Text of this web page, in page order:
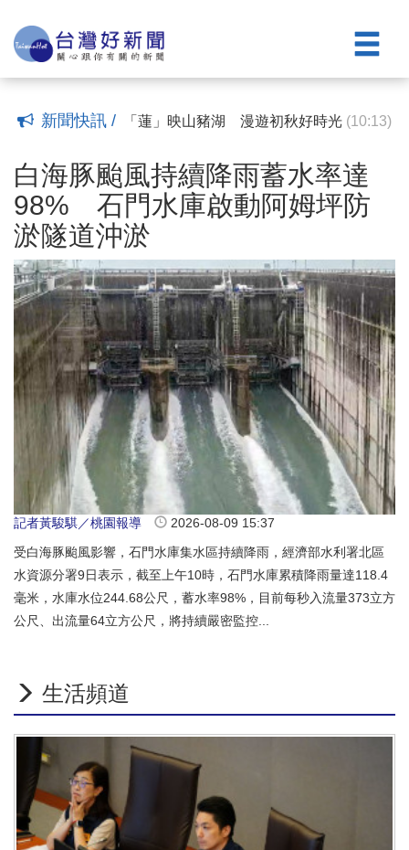
新聞快訊 /
(18:36)
食藥署公布雲縣羊隻檢驗結果 縣府持續
追查戴奧辛污染源
暑假親子遊嘉義水上 太空、糖果、咖啡
到採果一次玩(17:33)
王功漁火節開跑！父親節千人烤蚵 晚間8
大雨、沿海離島風強浪大留意巨浪 (10:59)
「蓮」映山豬湖 漫遊初秋好時光 (10:13)
加速災後復原(12:13)
中颱白海豚掠過北部海面！螺旋雨帶籠罩
北台灣 今晚降雨擴至南部山區
(11:03)
《快樂與歡喜》——從外在滿足到內在的
富足(10:40)
東博夜間光雕點亮舊火車站 「夢的路
線」帶你重返台東記憶
油價連2凍！ 下週汽、柴油價格不調整
(18:36)
食藥署公布雲縣羊隻檢驗結果 縣府持續
追查戴奧辛污染源(17:43)
暑假親子遊嘉義水上 太空、糖果、咖啡
到採果一次玩(17:33)
王功漁火節開跑！父親節千人烤蚵 晚間8
點8分鐘煙火迎人潮 (13:12)
白海豚颱風外圍環流影響 中部以北防豪
大雨、沿海離島風強浪大留意巨浪(10:59)
「蓮」映山豬湖 漫遊初秋好時光(10:13)
白海豚颱風持續降雨蓄水率達
98% 石門水庫啟動阿姆坪防
淤隧道沖淤
記者黃駿騏／桃園報導
2026-08-09 15:37
受白海豚颱風影響，石門水庫集水區持續降雨，經濟部水利署北區
水資源分署9日表示，截至上午10時，石門水庫累積降雨量達118.4
毫米，水庫水位244.68公尺，蓄水率98%，目前每秒入流量373立方
公尺、出流量64立方公尺，將持續嚴密監控...
生活頻道